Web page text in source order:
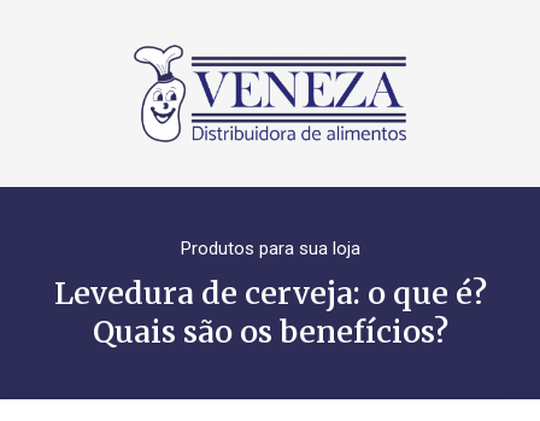
Produtos para sua loja
Levedura de cerveja: o que é?
Quais são os benefícios?